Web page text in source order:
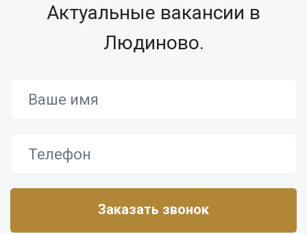
Актуальные вакансии в
Людиново.